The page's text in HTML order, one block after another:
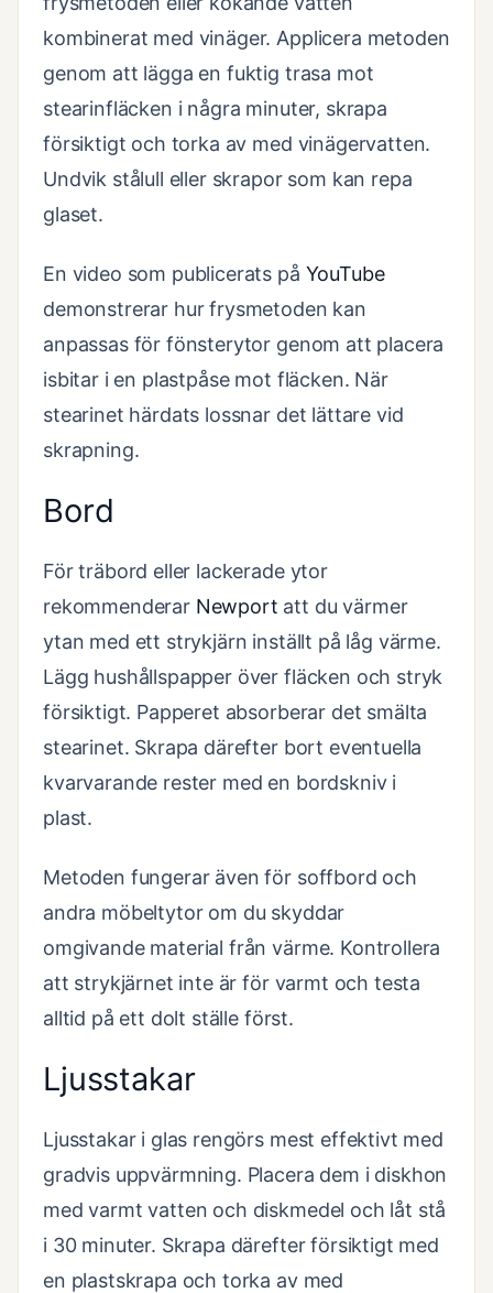
kombinerat med vinäger. Applicera metoden
genom att lägga en fuktig trasa mot
stearinfläcken i några minuter, skrapa
försiktigt och torka av med vinägervatten.
Undvik stålull eller skrapor som kan repa
glaset.
En video som publicerats på YouTube
demonstrerar hur frysmetoden kan
anpassas för fönsterytor genom att placera
isbitar i en plastpåse mot fläcken. När
stearinet härdats lossnar det lättare vid
skrapning.
Bord
För träbord eller lackerade ytor
rekommenderar Newport att du värmer
ytan med ett strykjärn inställt på låg värme.
Lägg hushållspapper över fläcken och stryk
försiktigt. Papperet absorberar det smälta
stearinet. Skrapa därefter bort eventuella
kvarvarande rester med en bordskniv i
plast.
Metoden fungerar även för soffbord och
andra möbeltytor om du skyddar
omgivande material från värme. Kontrollera
att strykjärnet inte är för varmt och testa
alltid på ett dolt ställe först.
Ljusstakar
Ljusstakar i glas rengörs mest effektivt med
gradvis uppvärmning. Placera dem i diskhon
med varmt vatten och diskmedel och låt stå
i 30 minuter. Skrapa därefter försiktigt med
en plastskrapa och torka av med